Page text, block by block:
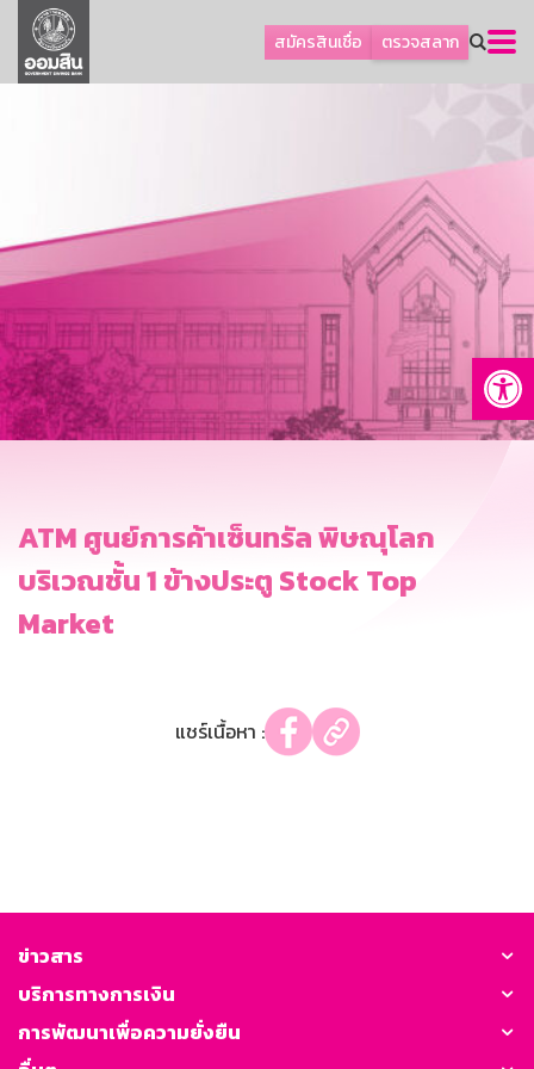
สมัครสินเชื่อ ตรวจสลาก
ลูกค้าธุรกิจ
ลูกค้าผู้ประกอบรายย่อย
การพัฒนาที่ยั่งยืน
ข่าวสาร
บริการทางการเงิน
อื่นๆ
ติดต่อเรา
บริการออนไลน์
GSB Society
ATM ศูนย์การค้าเซ็นทรัล พิษณุโลก
บริเวณชั้น 1 ข้างประตู Stock Top
Market
แชร์เนื้อหา :
ข่าวสาร
บริการทางการเงิน
การพัฒนาเพื่อความยั่งยืน